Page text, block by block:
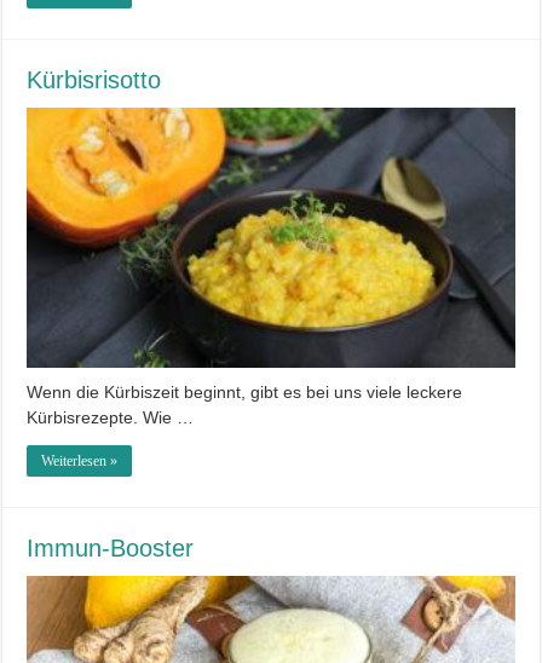
Kürbisrisotto
Wenn die Kürbiszeit beginnt, gibt es bei uns viele leckere
Kürbisrezepte. Wie …
Weiterlesen »
Immun-Booster